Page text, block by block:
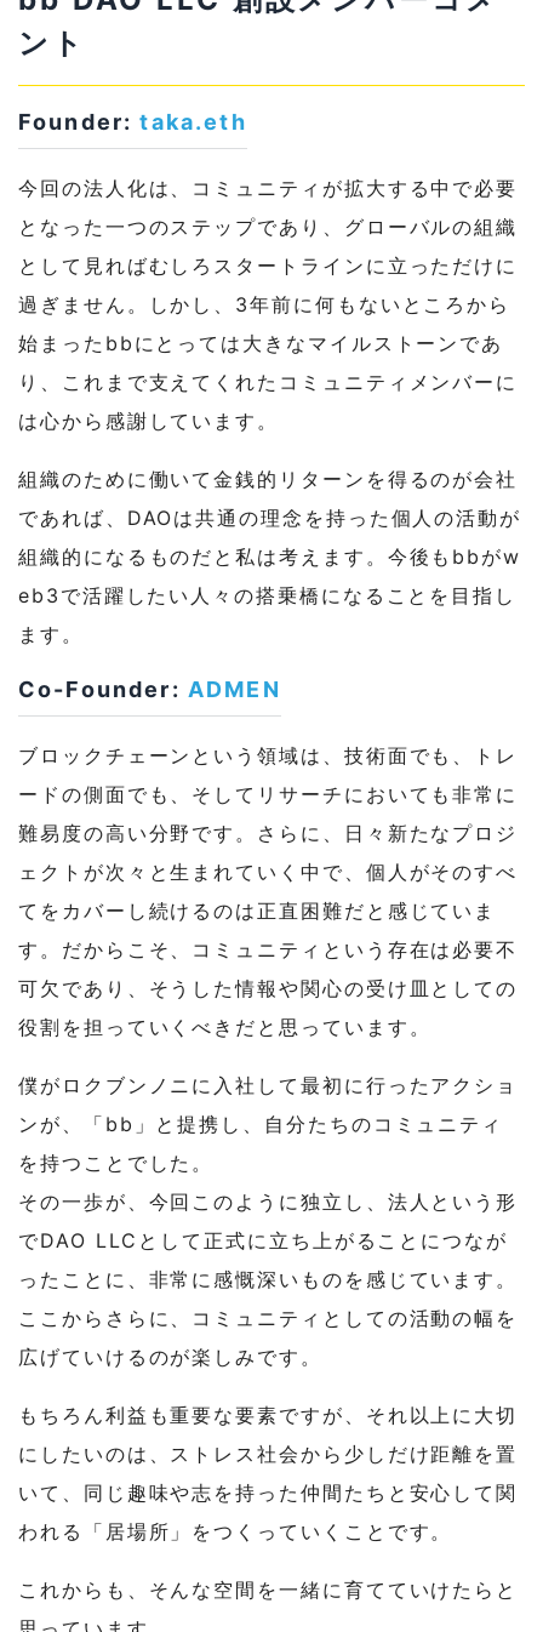
ント
Founder:taka.eth
今回の法人化は、コミュニティが拡大する中で必要
となった一つのステップであり、グローバルの組織
として見ればむしろスタートラインに立っただけに
過ぎません。しかし、3年前に何もないところから
始まったbbにとっては大きなマイルストーンであ
り、これまで支えてくれたコミュニティメンバーに
は心から感謝しています。
組織のために働いて金銭的リターンを得るのが会社
であれば、DAOは共通の理念を持った個人の活動が
組織的になるものだと私は考えます。今後もbbがw
eb3で活躍したい人々の搭乗橋になることを目指し
ます。
Co-Founder: ADMEN
ブロックチェーンという領域は、技術面でも、トレ
ードの側面でも、そしてリサーチにおいても非常に
難易度の高い分野です。さらに、日々新たなプロジ
ェクトが次々と生まれていく中で、個人がそのすべ
てをカバーし続けるのは正直困難だと感じていま
す。だからこそ、コミュニティという存在は必要不
可欠であり、そうした情報や関心の受け皿としての
役割を担っていくべきだと思っています。
僕がロクブンノニに入社して最初に行ったアクショ
ンが、「bb」と提携し、自分たちのコミュニティ
を持つことでした。
その一歩が、今回このように独立し、法人という形
でDAO LLCとして正式に立ち上がることにつなが
ったことに、非常に感慨深いものを感じています。
ここからさらに、コミュニティとしての活動の幅を
広げていけるのが楽しみです。
もちろん利益も重要な要素ですが、それ以上に大切
にしたいのは、ストレス社会から少しだけ距離を置
いて、同じ趣味や志を持った仲間たちと安心して関
われる「居場所」をつくっていくことです。
これからも、そんな空間を一緒に育てていけたらと